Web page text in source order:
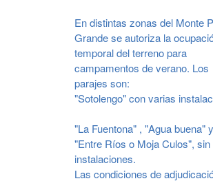
En distintas zonas del Monte
Grande se autoriza la
temporal del terreno para
campamentos de verano. Los
parajes son:
"Sotolengo" con varias
"La Fuentona" , "Agua buena" y
"Entre Ríos o Moja Culos", sin
instalaciones.
Las condiciones de